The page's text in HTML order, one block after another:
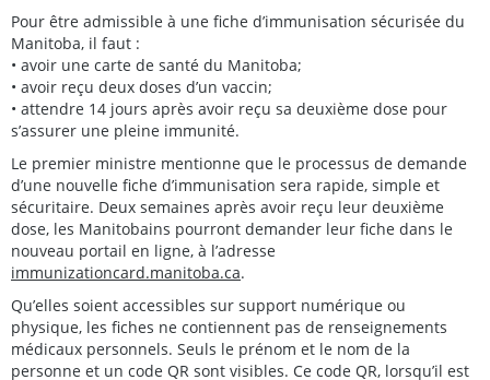
Pour être admissible à une fiche d’immunisation sécurisée du
Manitoba, il faut :
• avoir une carte de santé du Manitoba;
• avoir reçu deux doses d’un vaccin;
• attendre 14 jours après avoir reçu sa deuxième dose pour
s’assurer une pleine immunité.
Le premier ministre mentionne que le processus de demande
d’une nouvelle fiche d’immunisation sera rapide, simple et
sécuritaire. Deux semaines après avoir reçu leur deuxième
dose, les Manitobains pourront demander leur fiche dans le
nouveau portail en ligne, à l’adresse
immunizationcard.manitoba.ca.
Qu’elles soient accessibles sur support numérique ou
physique, les fiches ne contiennent pas de renseignements
médicaux personnels. Seuls le prénom et le nom de la
personne et un code QR sont visibles. Ce code QR, lorsqu’il est